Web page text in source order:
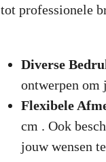
tot professionele
Diverse
ontwerpen om
Flexibele
cm . Ook
jouw wensen